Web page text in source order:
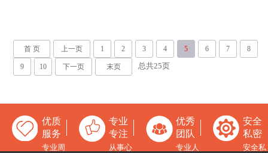
首 页 上一页 1 2 3 4 5 6 7 8
9 10 下一页 末页 总共25页
优质
服务
专业周
专业
专注
从事心
优秀
团队
专业人
安全
私密
安全私